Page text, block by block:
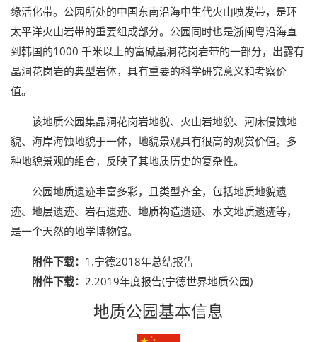
缘活化带。公园所处的中国东南沿海中生代火山喷发带，是环
太平洋火山岩带的重要组成部分。公园同时也是浙闽粤沿海直
到韩国的1000 千米以上的富碱晶洞花岗岩带的一部分，出露有
晶洞花岗岩的典型岩体，具有重要的科学研究意义和考察价
值。
该地质公园集晶洞花岗岩地貌、火山岩地貌、河床侵蚀地
貌、海岸海蚀地貌于一体，地貌景观具有很高的观赏价值。多
种地貌景观的组合，反映了其地质历史的复杂性。
公园地质遗迹丰富多彩，且类型齐全，包括地质地貌遗
迹、地层遗迹、岩石遗迹、地质构造遗迹、水文地质遗迹等，
是一个天然的地学博物馆。
附件下载： 1.宁德2018年总结报告
附件下载： 2.2019年度报告(宁德世界地质公园)
地质公园基本信息